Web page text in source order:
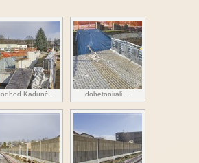
Kadunč... dobetonirali ...